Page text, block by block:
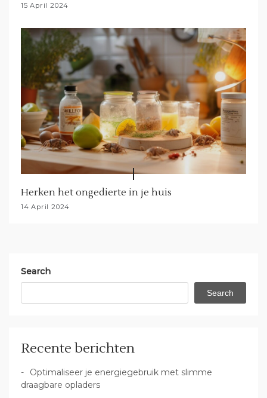
15 April 2024
Herken het ongedierte in je huis
14 April 2024
Search
Search
Recente berichten
Optimaliseer je energiegebruik met slimme
draagbare opladers